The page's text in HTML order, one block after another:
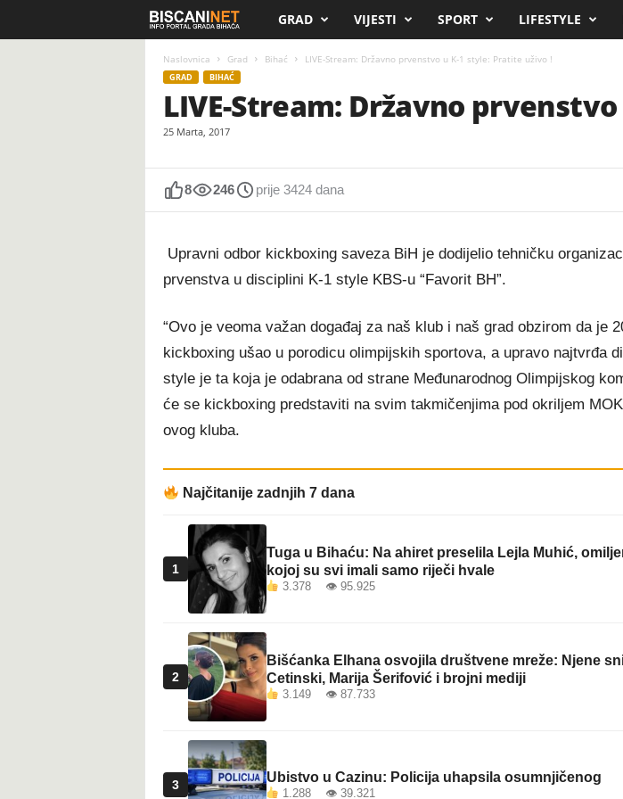
i
n
n
e
t
GRAD VIJESTI SPORT LIFESTYLE
Naslovnica Grad Bihać LIVE-Stream: Državno prvenstvo u K-1 style: Pratite uživo !
GRAD BIHAĆ
LIVE-Stream: Državno
25 Marta, 2017
8 246 prije 3424 dana
Upravni odbor kickboxing saveza BiH je dodijelio tehničku
prvenstva u disciplini K-1 style KBS-u “Favorit BH”.
“Ovo je veoma važan događaj za naš klub i naš grad obzirom da je
kickboxing ušao u porodicu olimpijskih sportova, a upravo najtvrđa
style je ta koja je odabrana od strane Međunarodnog Olimpijskog
će se kickboxing predstaviti na svim takmičenjima pod okriljem
ovog kluba.
Najčitanije zadnjih 7 dana
1
Tuga u Bihaću: Na ahiret preselila Lejla Muhić,
kojoj su svi imali samo riječi hvale
3.378 👁 95.925
2
Bišćanka Elhana osvojila društvene mreže: Njene
Cetinski, Marija Šerifović i brojni mediji
3.149 👁 87.733
3 Ubistvo u Cazinu: Policija uhapsila osumnjičenog
1.288 👁 39.321